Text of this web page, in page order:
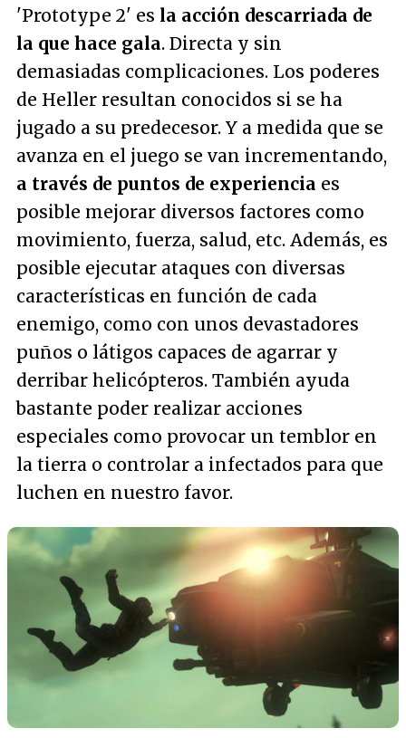
'Prototype 2' es la acción descarriada de
la que hace gala. Directa y sin
demasiadas complicaciones. Los poderes
de Heller resultan conocidos si se ha
jugado a su predecesor. Y a medida que se
avanza en el juego se van incrementando,
a través de puntos de experiencia es
posible mejorar diversos factores como
movimiento, fuerza, salud, etc. Además, es
posible ejecutar ataques con diversas
características en función de cada
enemigo, como con unos devastadores
puños o látigos capaces de agarrar y
derribar helicópteros. También ayuda
bastante poder realizar acciones
especiales como provocar un temblor en
la tierra o controlar a infectados para que
luchen en nuestro favor.